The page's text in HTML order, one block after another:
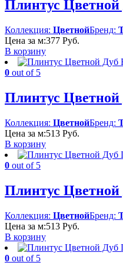
Плинтус Цветной
Коллекция: ЦветнойБренд:
Цена за м:377 Руб.
В корзину
0 out of 5
Плинтус Цветной
Коллекция: ЦветнойБренд:
Цена за м:513 Руб.
В корзину
0 out of 5
Плинтус Цветной
Коллекция: ЦветнойБренд:
Цена за м:513 Руб.
В корзину
0 out of 5